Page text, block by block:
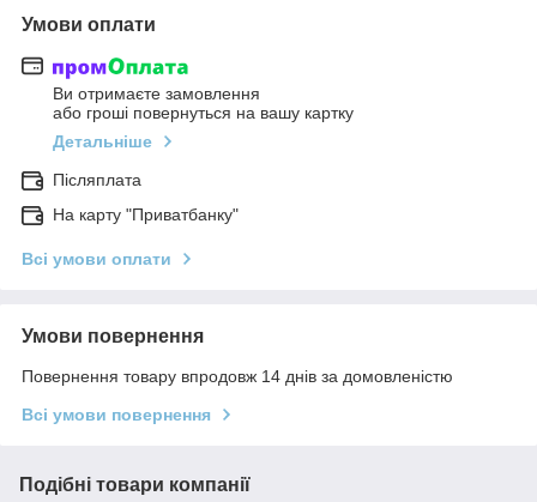
Умови оплати
Ви отримаєте замовлення
або гроші повернуться на вашу картку
Детальніше
Післяплата
На карту "Приватбанку"
Всі умови оплати
Умови повернення
Повернення товару впродовж 14 днів за домовленістю
Всі умови повернення
Подібні товари компанії